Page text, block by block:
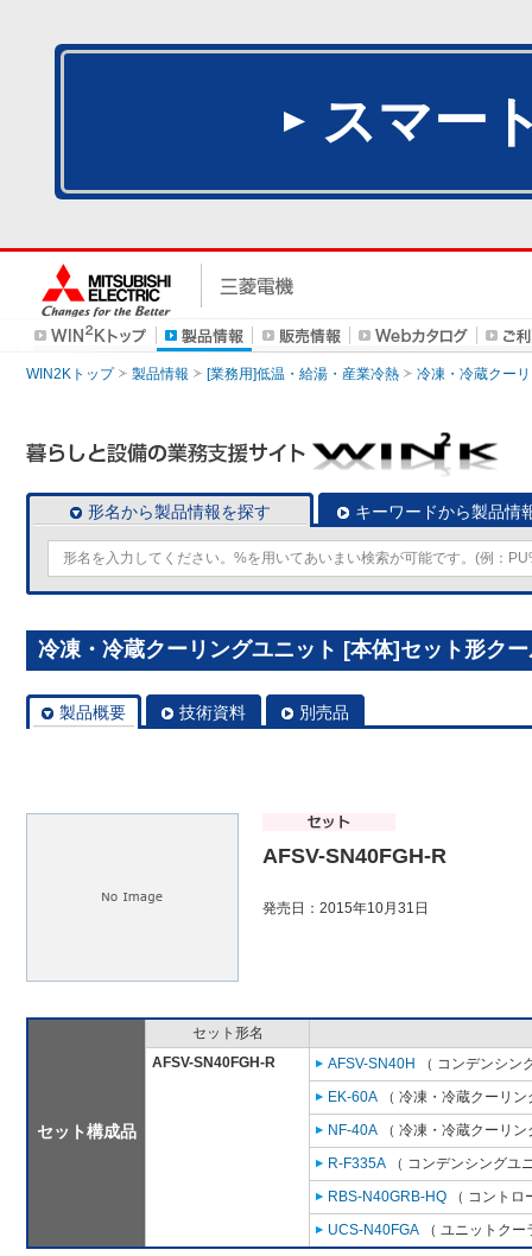
スマー
WIN2Kトップ 製品情報 [業務用]低温・給湯・産業冷熱 冷凍・冷蔵クー
形名から製品情報を探す キーワードから製品情
冷凍・冷蔵クーリングユニット [本体]セット形ク
製品概要 技術資料 別売品
AFSV-SN40FGH-R
発売日：2015年10月31日
セット構成品
セット形名
AFSV-SN40FGH-R
AFSV-SN40H
（ コンデンシン
EK-60A （ 冷凍・冷蔵クーリ
NF-40A （ 冷凍・冷蔵クーリ
R-F335A （ コンデンシングユ
RBS-N40GRB-HQ （ コント
UCS-N40FGA （ ユニットク